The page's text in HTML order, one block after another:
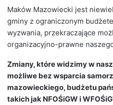
Maków Mazowiecki jest
gminy z ograniczonym
wyzwania, przekraczające
organizacyjno-prawne
Zmiany, które widzimy w
możliwe bez wsparcia
mazowieckiego, budżetu
takich jak NFOŚiGW i